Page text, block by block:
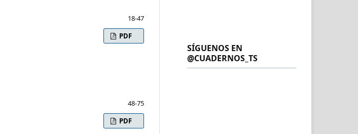
18-47
PDF
48-75
PDF
SÍGUENOS EN
@CUADERNOS_TS